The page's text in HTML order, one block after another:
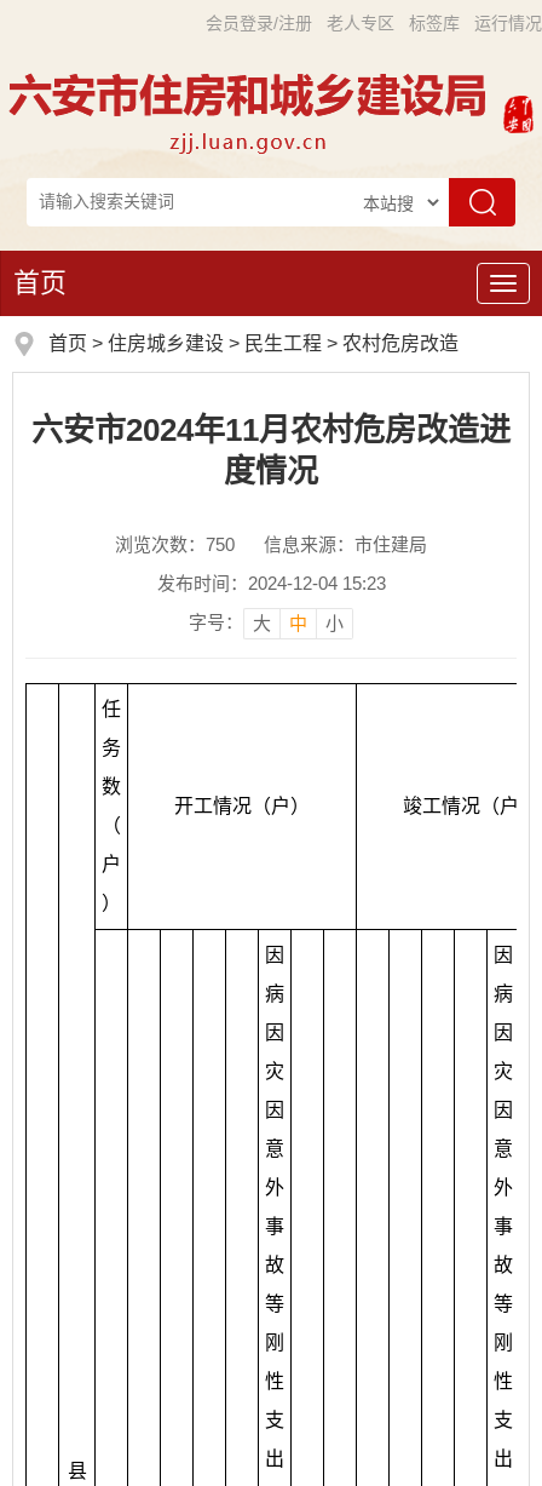
会员登录/注册 老人专区 标签库 运行情况
导
航
首页
首页 > 住房城乡建设 > 民生工程 > 农村危房改造
六安市2024年11月农村危房改造进
度情况
浏览次数： 750
信息来源：市住建局
发布时间：2024-12-04 15:23
字号：
大 中 小
县
任
务
数
（
户
）
开工情况（户） 竣工情况（户）
因
病
因
灾
因
意
外
事
故
等
刚
性
支
出
因
病
因
灾
因
意
外
事
故
等
刚
性
支
出